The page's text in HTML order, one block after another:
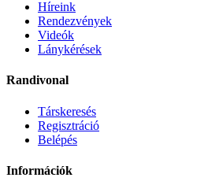
Híreink
Rendezvények
Videók
Lánykérések
Randivonal
Társkeresés
Regisztráció
Belépés
Információk